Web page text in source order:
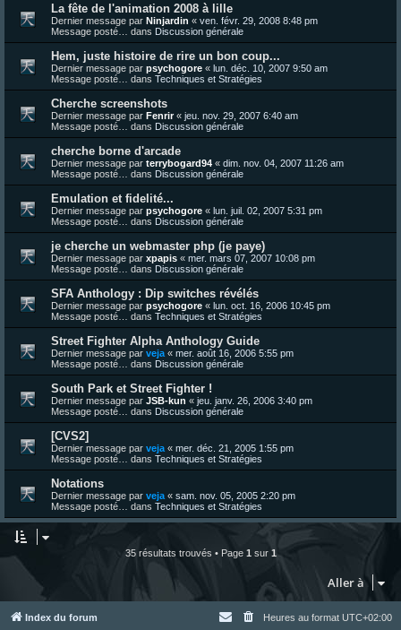
La fête de l'animation 2008 à lille
Dernier message par Ninjardin « ven. févr. 29, 2008 8:48 pm
Message posté… dans Discussion générale
Hem, juste histoire de rire un bon coup...
Dernier message par psychogore « lun. déc. 10, 2007 9:50 am
Message posté… dans Techniques et Stratégies
Cherche screenshots
Dernier message par Fenrir« jeu. nov. 29, 2007 6:40 am
Message posté… dans Discussion générale
cherche borne d'arcade
Dernier message par terrybogard94 « dim. nov. 04, 2007 11:26 am
Message posté… dans Discussion générale
Emulation et fidelité...
Dernier message par psychogore « lun. juil. 02, 2007 5:31 pm
Message posté… dans Discussion générale
je cherche un webmaster php (je paye)
Dernier message par xpapis « mer. mars 07, 2007 10:08 pm
Message posté… dans Discussion générale
SFA Anthology : Dip switches révélés
Dernier message par psychogore « lun. oct. 16, 2006 10:45 pm
Message posté… dans Techniques et Stratégies
Street Fighter Alpha Anthology Guide
Dernier message par veja « mer. août 16, 2006 5:55 pm
Message posté… dans Discussion générale
South Park et Street Fighter !
Dernier message par JSB-kun « jeu. janv. 26, 2006 3:40 pm
Message posté… dans Discussion générale
[CVS2]
Dernier message par veja « mer. déc. 21, 2005 1:55 pm
Message posté… dans Techniques et Stratégies
Notations
Dernier message par veja « sam. nov. 05, 2005 2:20 pm
Message posté… dans Techniques et Stratégies
35 résultats trouvés • Page 1 sur 1
Aller à
Index du forum Heures au format UTC+02:00